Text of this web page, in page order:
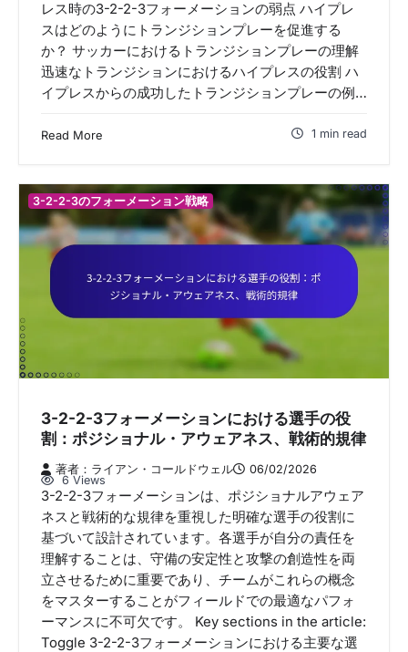
レス時の3-2-2-3フォーメーションの弱点 ハイプレ
スはどのようにトランジションプレーを促進する
か？ サッカーにおけるトランジションプレーの理解
迅速なトランジションにおけるハイプレスの役割 ハ
イプレスからの成功したトランジションプレーの例…
Read More 1 min read
3-2-2-3のフォーメーション戦略
3-2-2-3フォーメーションにおける選手の役
割：ポジショナル・アウェアネス、戦術的規律
著者：ライアン・コールドウェル
06/02/2026
6 Views
3-2-2-3フォーメーションは、ポジショナルアウェア
ネスと戦術的な規律を重視した明確な選手の役割に
基づいて設計されています。各選手が自分の責任を
理解することは、守備の安定性と攻撃の創造性を両
立させるために重要であり、チームがこれらの概念
をマスターすることがフィールドでの最適なパフォ
ーマンスに不可欠です。 Key sections in the article:
Toggle 3-2-2-3フォーメーションにおける主要な選